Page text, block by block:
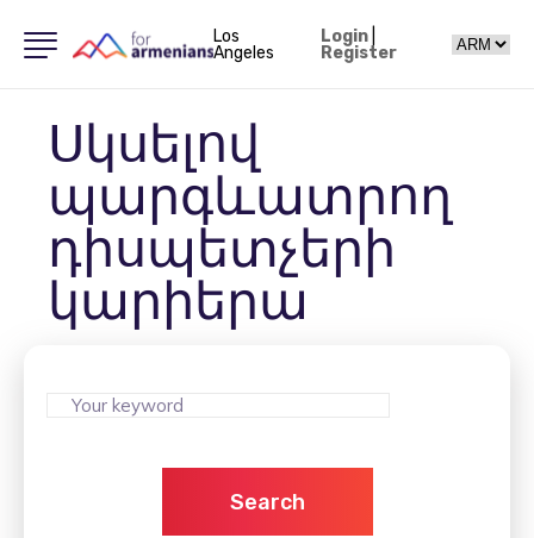
Los
Angeles
Login|
Register
Սկսելով
պարգևատրող
դիսպետչերի
կարիերա
Search